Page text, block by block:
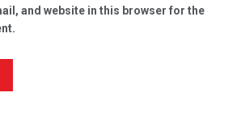
and website in this browser for the